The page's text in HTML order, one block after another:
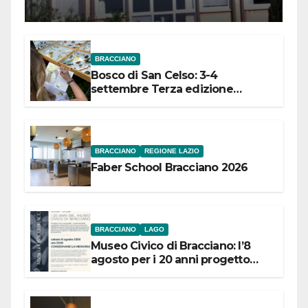
Meridionale
BRACCIANO
Bosco di San Celso: 3-4
settembre Terza edizione
BRACCIANO REGIONE LAZIO
Faber School Bracciano 2026
BRACCIANO LAGO
Museo Civico di Bracciano: l’8
agosto per i 20 anni progetto